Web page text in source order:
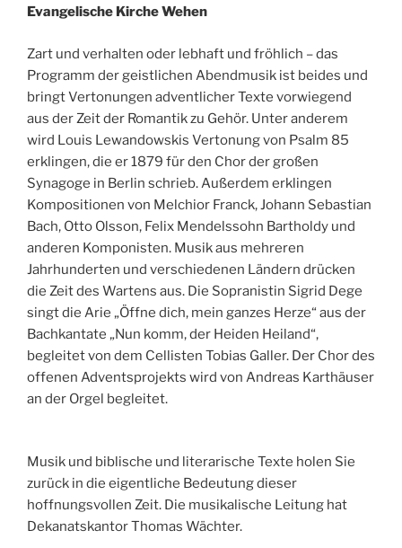
Evangelische Kirche Wehen
Zart und verhalten oder lebhaft und fröhlich – das
Programm der geistlichen Abendmusik ist beides und
bringt Vertonungen adventlicher Texte vorwiegend
aus der Zeit der Romantik zu Gehör. Unter anderem
wird Louis Lewandowskis Vertonung von Psalm 85
erklingen, die er 1879 für den Chor der großen
Synagoge in Berlin schrieb. Außerdem erklingen
Kompositionen von Melchior Franck, Johann Sebastian
Bach, Otto Olsson, Felix Mendelssohn Bartholdy und
anderen Komponisten. Musik aus mehreren
Jahrhunderten und verschiedenen Ländern drücken
die Zeit des Wartens aus. Die Sopranistin Sigrid Dege
singt die Arie „Öffne dich, mein ganzes Herze“ aus der
Bachkantate „Nun komm, der Heiden Heiland“,
begleitet von dem Cellisten Tobias Galler. Der Chor des
offenen Adventsprojekts wird von Andreas Karthäuser
an der Orgel begleitet.
Musik und biblische und literarische Texte holen Sie
zurück in die eigentliche Bedeutung dieser
hoffnungsvollen Zeit. Die musikalische Leitung hat
Dekanatskantor Thomas Wächter.